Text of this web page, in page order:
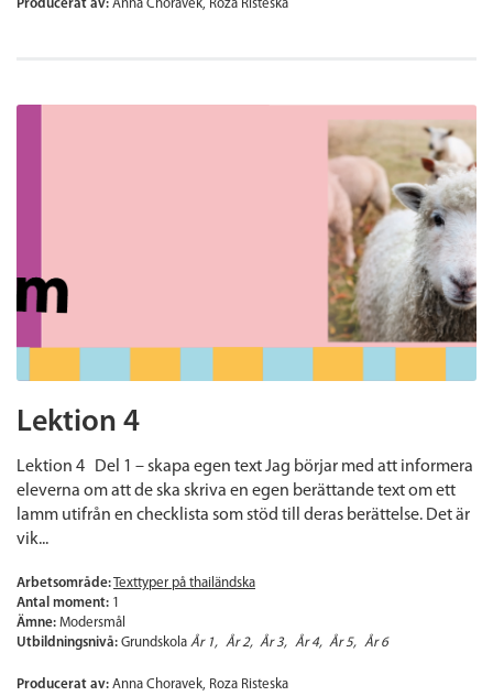
Producerat av: Anna Choravek, Roza Risteska
Lektion 4
Lektion 4 Del 1 – skapa egen text Jag börjar med att informera
eleverna om att de ska skriva en egen berättande text om ett
lamm utifrån en checklista som stöd till deras berättelse. Det är
vik...
Arbetsområde:Texttyper på thailändska
Antal moment: 1
Ämne: Modersmål
Utbildningsnivå: Grundskola År 1 År 2 År 3 År 4 År 5 År 6
Producerat av: Anna Choravek, Roza Risteska